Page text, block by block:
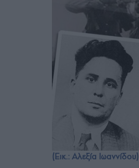
(Εικ.: Αλεξία Ιωαννίδου)